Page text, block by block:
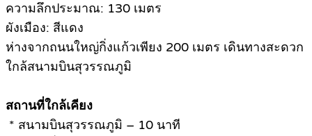
ความลึกประมาณ: 130 เมตร
ผังเมือง: สีแดง
ห่างจากถนนใหญ่กิ่งแก้วเพียง 200 เมตร เดินทางสะดวก
ใกล้สนามบินสุวรรณภูมิ
สถานที่ใกล้เคียง
* สนามบินสุวรรณภูมิ – 10 นาที